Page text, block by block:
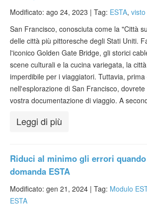
Modificato: ago 24, 2023 | Tag: ESTA,
San Francisco, conosciuta come la "Città
delle città più pittoresche degli Stati Uniti.
l'iconico Golden Gate Bridge, gli storici
scene culturali e la cucina variegata, la
imperdibile per i viaggiatori. Tuttavia,
nell'esplorazione di San Francisco,
vostra documentazione di viaggio. A
Leggi di più
Riduci al minimo gli errori
domanda ESTA
Modificato: gen 21, 2024 | Tag: Modulo
ESTA